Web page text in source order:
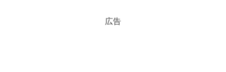
広告